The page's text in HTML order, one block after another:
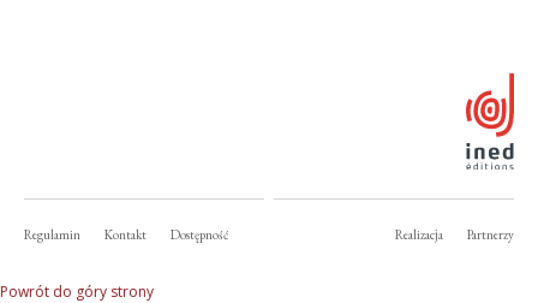
Regulamin Kontakt Dostępność Realizacja Partnerzy
Powrót do góry strony